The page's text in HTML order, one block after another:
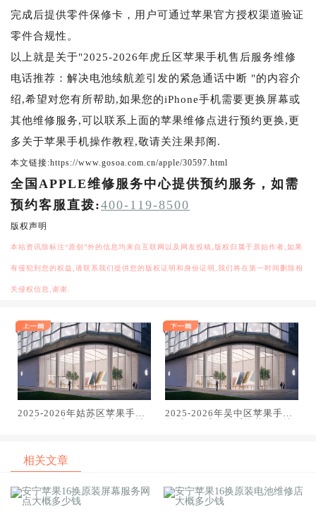
完成后提供零件保修卡，用户可通过苹果官方授权渠道验证
零件合规性。
以上就是关于"2025-2026年虎丘区苹果手机售后服务维修
电话推荐：解决电池续航差引发的紧急通话中断 "的内容介
绍,希望对您有所帮助,如果您的iPhone手机需要更换屏幕或
其他维修服务,可以联系上面的苹果维修点进行预约更换,更
多关于苹果手机操作教程,敬请关注果邦阁.
本文链接:https://www.gosoa.com.cn/apple/30597.html
全国APPLE维修服务中心提供预约服务，如需
预约客服直拨:400-119-8500
版权声明
本站资讯除标注“原创”外的信息均来自互联网以及网友投稿,版权归属于原始作者,如果
有侵犯到您的权益,请联系我们提供您的版权证明和身份证明,我们将在第一时间删除相
关侵权信息,谢谢.
2025-2026年姑苏区苹果手机
2025-2026年吴中区苹果手机
相关文章